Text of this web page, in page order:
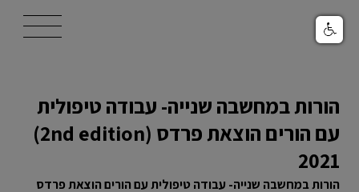
/templates/t4033/images/logo.svg
הורות במחשבה שנייה- עבודה טיפולית
עם הורים הוצאת פרדס (2nd edition)
2021
הורות במחשבה שנייה- עבודה טיפולית עם הורים הוצאת פרדס